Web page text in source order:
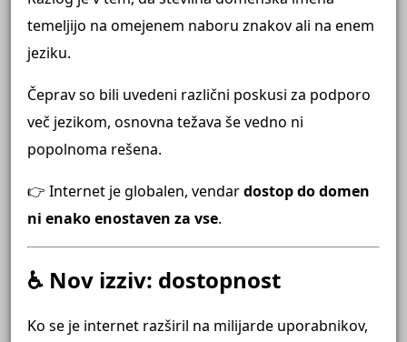
temeljijo na omejenem naboru znakov ali na enem
jeziku.
Čeprav so bili uvedeni različni poskusi za podporo
več jezikom, osnovna težava še vedno ni
popolnoma rešena.
👉 Internet je globalen, vendardostop do domen
ni enako enostaven za vse.
♿ Nov izziv: dostopnost
Ko se je internet razširil na milijarde uporabnikov,